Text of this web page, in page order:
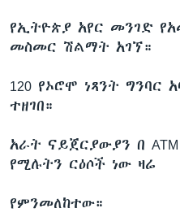
ይከተሉን
ቋንቋዎች
የኢትዮጵያ አየር መንገድ
መስመር ሽልማት አገኘ።
120 የኦሮሞ ነጻንት ግንባር
ተዘገበ።
አራት ናይጀርያውያን በ
የሚሉትን ርዕሶች ነው ዛሬ
የምንመለከተው።